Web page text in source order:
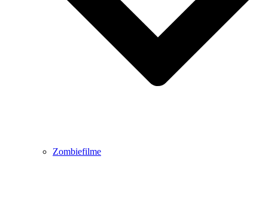
Zombiefilme